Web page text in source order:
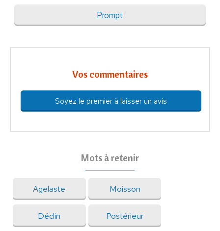
Prompt
Vos commentaires
Soyez le premier à laisser un avis
Mots à retenir
Agelaste Moisson
Déclin Postérieur